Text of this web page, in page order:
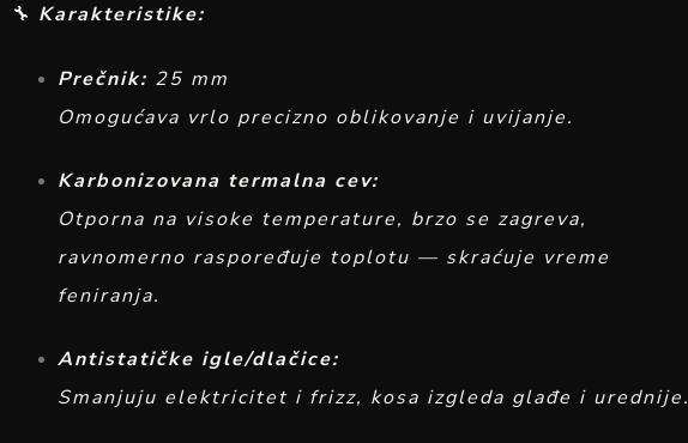
🔧 Karakteristike:
Prečnik: 25 mm
Omogućava vrlo precizno oblikovanje i uvijanje.
Karbonizovana termalna cev:
Otporna na visoke temperature, brzo se zagreva,
ravnomerno raspoređuje toplotu — skraćuje vreme
feniranja.
Antistatičke igle/dlačice:
Smanjuju elektricitet i frizz, kosa izgleda glađe i urednije.